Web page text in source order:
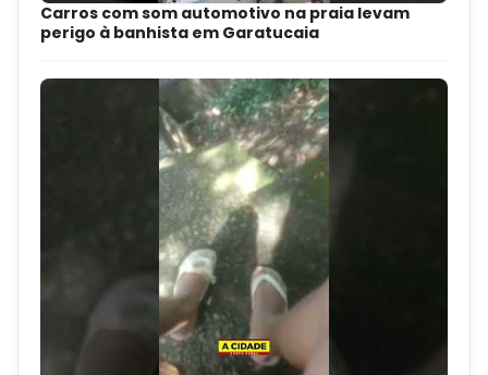
Carros com som automotivo na praia levam
perigo à banhista em Garatucaia